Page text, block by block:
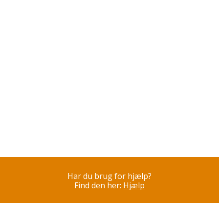
Har du brug for hjælp?
Find den her: Hjælp